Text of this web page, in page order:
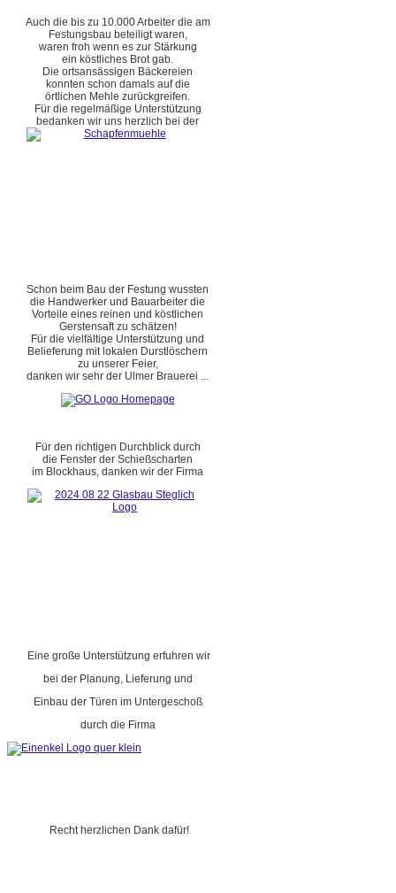
Auch die bis zu 10.000 Arbeiter die am
Festungsbau beteiligt waren,
waren froh wenn es zur Stärkung
ein köstliches Brot gab.
Die ortsansässigen Bäckereien
konnten schon damals auf die
örtlichen Mehle zurückgreifen.
Für die regelmäßige Unterstützung
bedanken wir uns herzlich bei der
Schon beim Bau der Festung wussten
die Handwerker und Bauarbeiter die
Vorteile eines reinen und köstlichen
Gerstensaft zu schätzen!
Für die vielfältige Unterstützung und
Belieferung mit lokalen Durstlöschern
zu unserer Feier,
danken wir sehr der Ulmer Brauerei ...
Für den richtigen Durchblick durch
die Fenster der Schießscharten
im Blockhaus, danken wir der Firma
Eine große Unterstützung erfuhren wir
bei der Planung, Lieferung und
Einbau der Türen im Untergeschoß
durch die Firma
Recht herzlichen Dank dafür!